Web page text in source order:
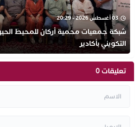
03 أغسطس 2026 - 20:29
شبكة جمعيات محمية أركان للمحيط
التكويني بأكادير
تعليقات 0